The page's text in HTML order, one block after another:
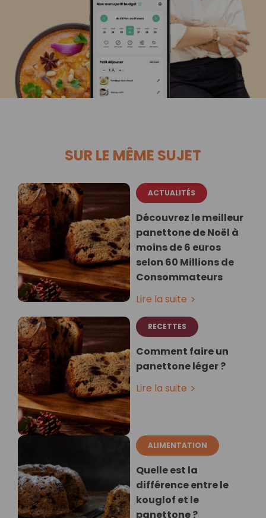
SUR LE MÊME SUJET
ACTUALITÉS
Découvrez le meilleur
panettone de Noël à
moins de 6 euros
selon 60 Millions de
Consommateurs
Lire la suite
RECETTES
Comment faire un
panettone léger ?
Lire la suite
ALIMENTATION
Quelle est la
différence entre le
kouglof et le
panettone ?